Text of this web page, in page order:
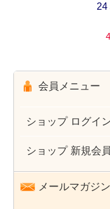
会員メニュー
ショップ ログイ
ショップ 新規会
メールマガジ